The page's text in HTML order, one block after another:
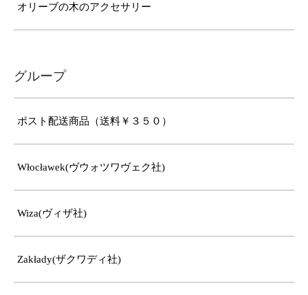
オリーブの木のアクセサリー
グループ
ポスト配送商品（送料￥３５０）
Włocławek(ヴウォツワヴェク社)
Wiza(ヴィザ社)
Zakłady(ザクワディ社)